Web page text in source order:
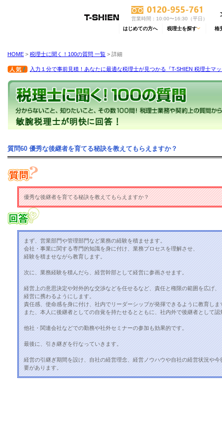
営業時間：10:00〜16:30（平日）
はじめての方へ 税理士を探す 格
HOME > 税理士に聞く！100の質問 一覧 > 詳細
入力１分で事前見積！あなたに最適な税理士が見つかる『T-SHIEN 税理士マ
質問60 優秀な後継者を育てる秘訣を教えてもらえますか？
優秀な後継者を育てる秘訣を教えてもらえますか？
まず、営業部門や管理部門など業務の経験を積ませます。
会社・事業に関する専門的知識を身に付け、業務プロセスを理解させ、
経験を積ませながら教育します。
次に、業務経験を積んだら、経営幹部として経営に参画させます。
経営上の意思決定や対外的な交渉などを任せるなど、責任と権限の範囲を広げ、
経営に携わるようにします。
責任感、使命感を身に付け、社内でリーダーシップが発揮できるように教育しま
また、本人に後継者としての自覚を持たせるとともに、社内外で後継者として
他社・関連会社などでの勤務や社外セミナーの参加も効果的です。
最後に、引き継ぎを行なっていきます。
経営の引継ぎ期間を設け、自社の経営理念、経営ノウハウや自社の経営状況や
要があります。